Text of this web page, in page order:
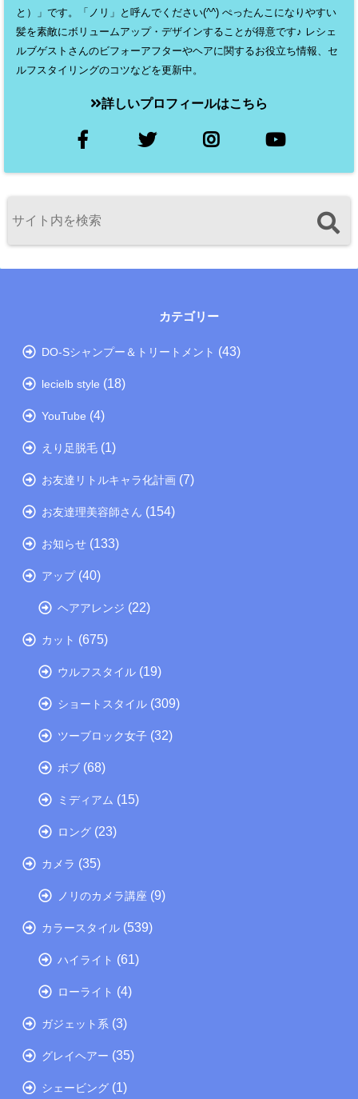
と）」です。「ノリ」と呼んでください(^^) ぺったんこになりやすい
髪を素敵にボリュームアップ・デザインすることが得意です♪ レシェ
ルブゲストさんのビフォーアフターやヘアに関するお役立ち情報、セ
ルフスタイリングのコツなどを更新中。
詳しいプロフィールはこちら
カテゴリー
DO-Sシャンプー＆トリートメント (43)
lecielb style (18)
YouTube (4)
えり足脱毛 (1)
お友達リトルキャラ化計画 (7)
お友達理美容師さん (154)
お知らせ (133)
アップ(40)
ヘアアレンジ (22)
カット (675)
ウルフスタイル (19)
ショートスタイル (309)
ツーブロック女子 (32)
ボブ (68)
ミディアム (15)
ロング (23)
カメラ (35)
ノリのカメラ講座 (9)
カラースタイル (539)
ハイライト (61)
ローライト (4)
ガジェット系 (3)
グレイヘアー (35)
シェービング (1)